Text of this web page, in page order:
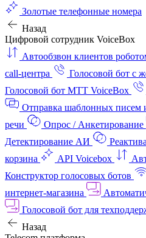
Золотые телефонные номера
Назад
Цифровой сотрудник VoiceBox
Автообзвон клиентов
call-центра
Голосовой бот с
Голосовой бот МТТ VoiceBox
Отправка шаблонных писем
речи
Опрос / Анкетирование
Детектирование АИ
корзина
API Voicebox
Конструктор голосовых ботов
интернет‑магазина
Голосовой бот для
Назад